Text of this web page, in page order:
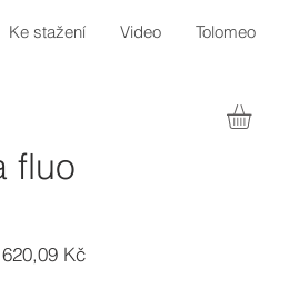
Ke stažení Video Tolomeo
fluo
KčZvýhodněná